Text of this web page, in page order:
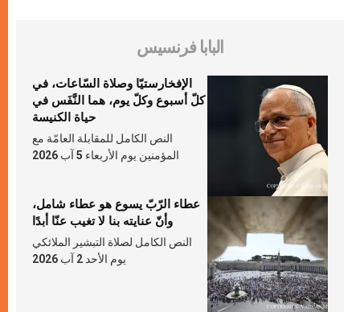
البابا فرنسيس
الإفخارستيّا وصلاة السّاعات، في
كلّ أسبوع وكلّ يوم، هما النَّفَس في
حياة الكنيسة
النص الكامل للمقابلة العامّة مع
المؤمنين يوم الأربعاء 5 آب 2026
عطاء الرّبّ يسوع هو عطاء شامل،
وأنّ عنايته بنا لا تغيب عنّا أبدًا
النص الكامل لصلاة التبشير الملائكي
يوم الأحد 2 آب 2026